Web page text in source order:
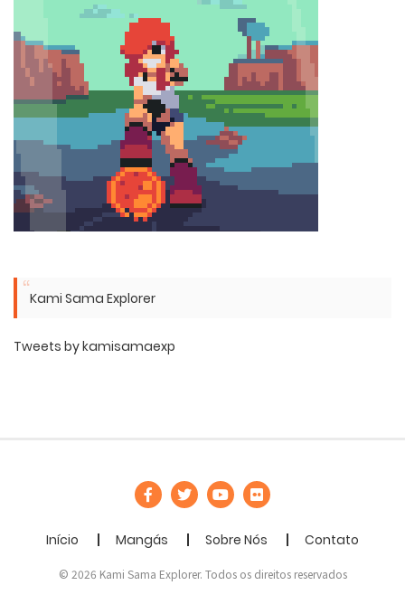
Kami Sama Explorer
Tweets by kamisamaexp
Início Mangás Sobre Nós Contato
© 2026 Kami Sama Explorer. Todos os direitos reservados